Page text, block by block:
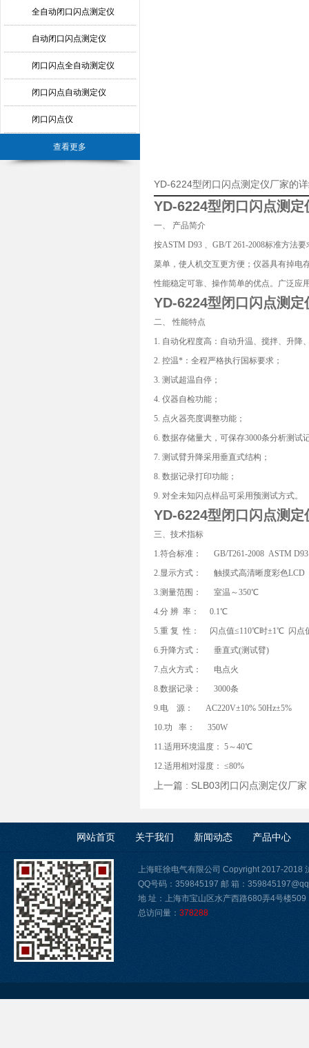
全自动闭口闪点测定仪
自动闭口闪点测定仪
闭口闪点全自动测定仪
闭口闪点自动测定仪
闭口闪点仪
查看更多
YD-6224型闭口闪点测定仪厂家的
YD-6224型闭口闪点测定
一、 产品简介
按ASTM D93 、GB/T 261-2008标准方法
菜单，使人机交互更方便；仪器具有掉电
性能稳定可靠、操作简单的优点。广泛应
YD-6224型闭口闪点测定
二、 性能特点
1. 自动化程度高：自动升温、搅拌、升降
2. 控温*：全程严格执行国标要求；
3. 测试超温自停；
4. 仪器自检功能；
5. 点火器亮度调整功能；
6. 数据存储量大，可保存3000条分析测试
7. 测试臂升降采用垂直式结构；
8. 数据记录打印功能；
9. 对全未知闪点样品可采用预测试方式。
YD-6224型闭口闪点测定
三、技术指标
1.符合标准： GB/T261-2008 ASTM D93
2.显示方式： 触摸式高清晰度彩色LCD
3.测量范围： 室温～350℃
4.分 辨 率： 0.1℃
5.重 复 性： 闪点值≤110℃时±1℃ 闪点
6.升降方式： 垂直式(测试臂)
7.点火方式： 电点火
8.数据记录： 3000条
9.电 源： AC220V±10% 50Hz±5%
10.功 率： 350W
11.适用环境温度： 5～40℃
12.适用相对湿度： ≤80%
上一篇 : SLB03闭口闪点测定仪厂家
网站首页 关于我们 新闻动态 产品中心
上海旺徐电气有限公司 Copyright 2017-2018
QQ号码：359845197 邮 箱：
地 址：上海市宝山区水产西路680弄4号楼509
总访问量： 378288